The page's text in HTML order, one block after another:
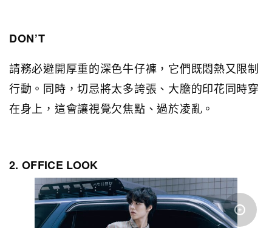
DON’T
請務必避開厚重的深色牛仔褲，它們既悶熱又限制
行動。同時，切忌將太多誇張、大膽的印花同時穿
在身上，這會讓視覺欠焦點、過於凌亂。
2. OFFICE LOOK